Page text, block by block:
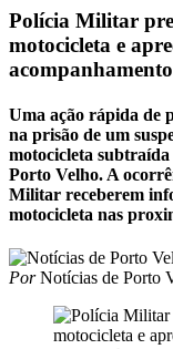
Polícia Militar
motocicleta e
Uma ação rápida de
na prisão de um
motocicleta
Porto Velho. A
Militar receberem
motocicleta nas
PorNotícias de Porto